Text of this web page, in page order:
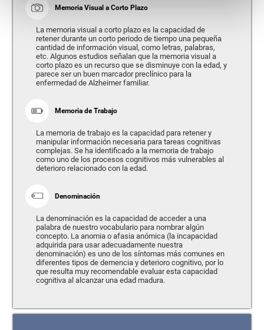
Memoria Visual a Corto Plazo
La memoria visual a corto plazo es la capacidad de
retener durante un corto periodo de tiempo una pequeña
cantidad de información visual, como letras, palabras,
etc. Algunos estudios señalan que la memoria visual a
corto plazo es un recurso que se disminuye con la edad, y
parece ser un buen marcador preclínico para la
enfermedad de Alzheimer familiar.
Memoria de Trabajo
La memoria de trabajo es la capacidad para retener y
manipular información necesaria para tareas cognitivas
complejas. Se ha identificado a la memoria de trabajo
como uno de los procesos cognitivos más vulnerables al
deterioro relacionado con la edad.
Denominación
La denominación es la capacidad de acceder a una
palabra de nuestro vocabulario para nombrar algún
concepto. La anomia o afasia anómica (la incapacidad
adquirida para usar adecuadamente nuestra
denominación) es uno de los síntomas más comunes en
diferentes tipos de demencia y deterioro cognitivo, por lo
que resulta muy recomendable evaluar esta capacidad
cognitiva al alcanzar una edad madura.